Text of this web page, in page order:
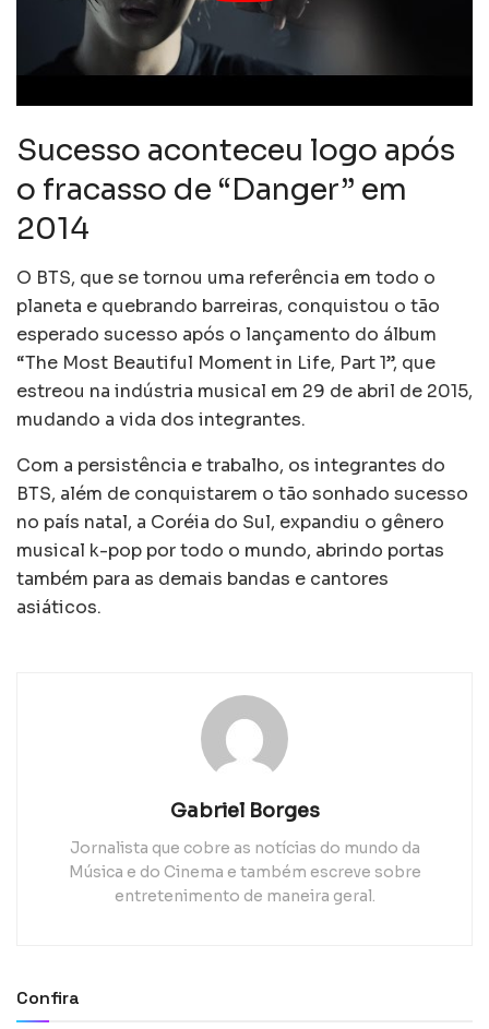
Sucesso aconteceu logo após
o fracasso de “Danger” em
2014
O BTS, que se tornou uma referência em todo o
planeta e quebrando barreiras, conquistou o tão
esperado sucesso após o lançamento do álbum
“The Most Beautiful Moment in Life, Part 1”, que
estreou na indústria musical em 29 de abril de 2015,
mudando a vida dos integrantes.
Com a persistência e trabalho, os integrantes do
BTS, além de conquistarem o tão sonhado sucesso
no país natal, a Coréia do Sul, expandiu o gênero
musical k-pop por todo o mundo, abrindo portas
também para as demais bandas e cantores
asiáticos.
Gabriel Borges
Jornalista que cobre as notícias do mundo da
Música e do Cinema e também escreve sobre
entretenimento de maneira geral.
Confira